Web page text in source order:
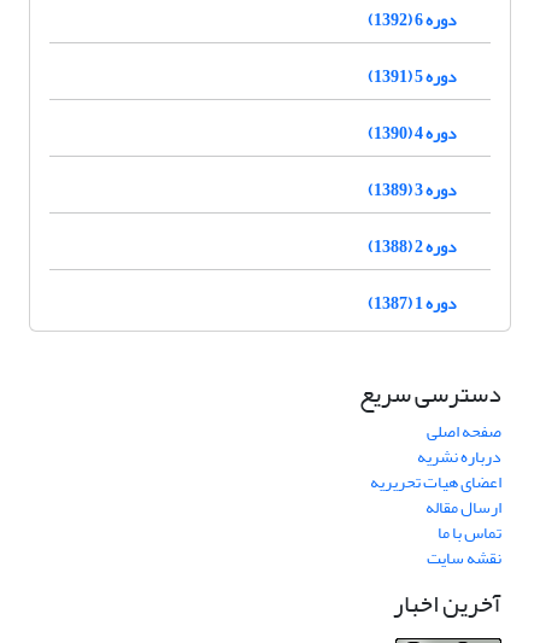
دوره 6 (1392)
دوره 5 (1391)
دوره 4 (1390)
دوره 3 (1389)
دوره 2 (1388)
دوره 1 (1387)
دسترسی سریع
صفحه اصلی
درباره نشریه
اعضای هیات تحریریه
ارسال مقاله
تماس با ما
نقشه سایت
آخرین اخبار